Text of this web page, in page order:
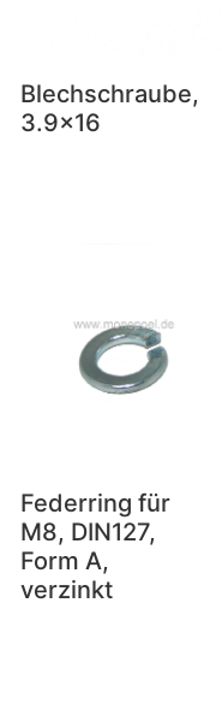
Blechschraube,
3.9x16
Federring für
M8, DIN127,
Form A,
verzinkt